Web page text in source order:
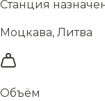
Станция
Моцкава, Литва
Объём